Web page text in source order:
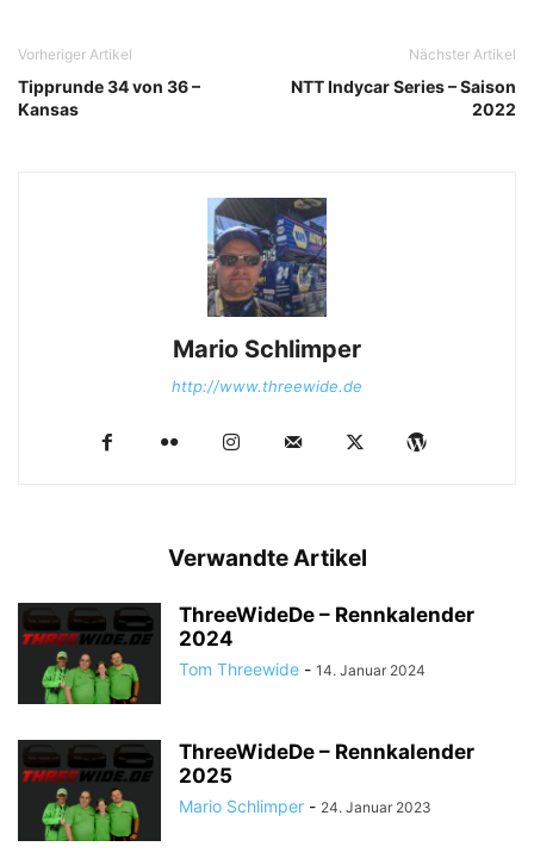
Vorheriger Artikel
Tipprunde 34 von 36 –
Kansas
Nächster Artikel
NTT Indycar Series – Saison
2022
Mario Schlimper
http://www.threewide.de
Verwandte Artikel
ThreeWideDe – Rennkalender
2024
Tom Threewide - 14. Januar 2024
ThreeWideDe – Rennkalender
2025
Mario Schlimper - 24. Januar 2023